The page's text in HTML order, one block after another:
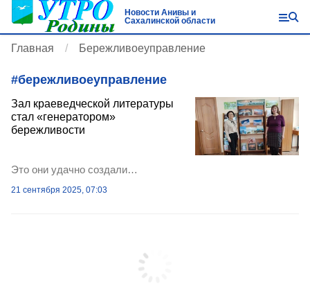
Новости Анивы и
Сахалинской области
Главная Бережливоеуправление
#бережливоеуправление
Зал краеведческой литературы
стал «генератором»
бережливости
Это они удачно создали…
21 сентября 2025, 07:03